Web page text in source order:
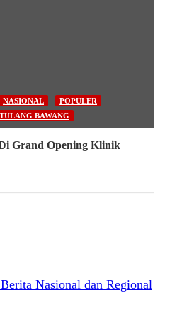
NASIONAL
POPULER
TULANG BAWANG
Grand Opening Klinik
Nasional dan Regional